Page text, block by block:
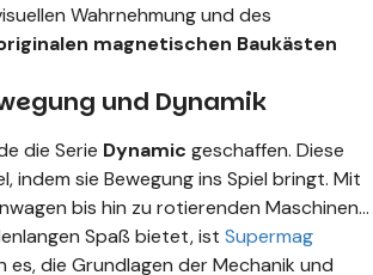
Wahrnehmung und des
magnetischen Baukästen
und Dynamik
die Serie Dynamic geschaffen. Diese
indem sie Bewegung ins Spiel bringt. Mit
bis hin zu rotierenden Maschinen
Spaß bietet, ist Supermag
es, die Grundlagen der Mechanik und